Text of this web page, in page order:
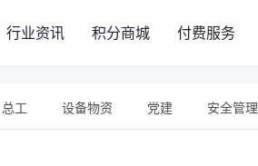
行业资讯 积分商城 付费服务
工 设备物资 党建 安全管理